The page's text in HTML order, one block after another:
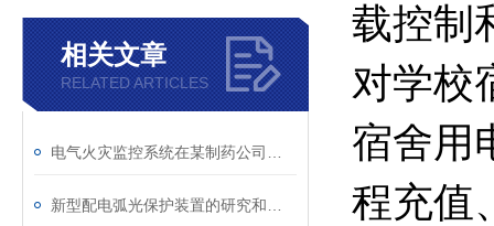
相关文章
RELATED ARTICLES
载控制
对学校
宿舍用
程充值